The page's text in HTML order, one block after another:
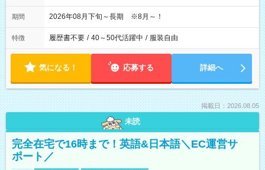
期間 2026年08月下旬～長期 ※8月～！
特徴 履歴書不要 / 40～50代活躍中 / 服装自由
気になる！ 応募する 詳細へ
掲載日：2026.08.05
未読
完全在宅で16時まで！英語&日本語＼EC運営サ
ポート／